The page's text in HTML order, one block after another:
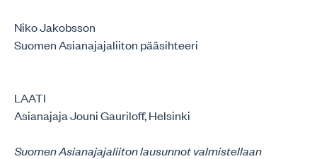
Niko Jakobsson
Suomen Asianajajaliiton pääsihteeri
LAATI
Asianajaja Jouni Gauriloff, Helsinki
Suomen Asianajajaliiton lausunnot valmistellaan